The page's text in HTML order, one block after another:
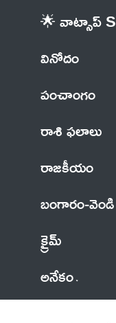
🌟 వాట్సాప్
వినోదం
పంచాంగం
రాశి ఫలాలు
రాజకీయం
బంగారం-
క్రైమ్
అనేకం